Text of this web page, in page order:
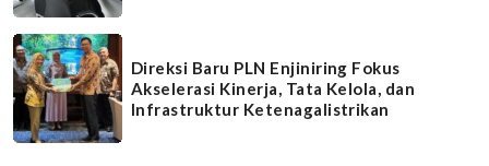
Direksi Baru PLN Enjiniring Fokus
Akselerasi Kinerja, Tata Kelola, dan
Infrastruktur Ketenagalistrikan